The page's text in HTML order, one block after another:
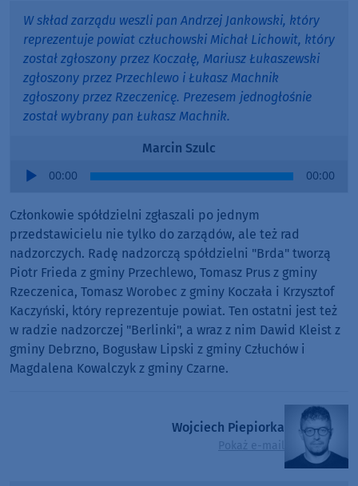
W skład zarządu weszli pan Andrzej Jankowski, który
reprezentuje powiat człuchowski Michał Lichowit, który
został zgłoszony przez Koczałę, Mariusz Łukaszewski
zgłoszony przez Przechlewo i Łukasz Machnik
zgłoszony przez Rzeczenicę. Prezesem jednogłośnie
został wybrany pan Łukasz Machnik.
Marcin Szulc
Audio
00:00 00:00
Członkowie spółdzielni zgłaszali po jednym
przedstawicielu nie tylko do zarządów, ale też rad
nadzorczych. Radę nadzorczą spółdzielni "Brda" tworzą
Piotr Frieda z gminy Przechlewo, Tomasz Prus z gminy
Rzeczenica, Tomasz Worobec z gminy Koczała i Krzysztof
Kaczyński, który reprezentuje powiat. Ten ostatni jest też
w radzie nadzorczej "Berlinki", a wraz z nim Dawid Kleist z
gminy Debrzno, Bogusław Lipski z gminy Człuchów i
Magdalena Kowalczyk z gminy Czarne.
Wojciech Piepiorka
Pokaż e-mail